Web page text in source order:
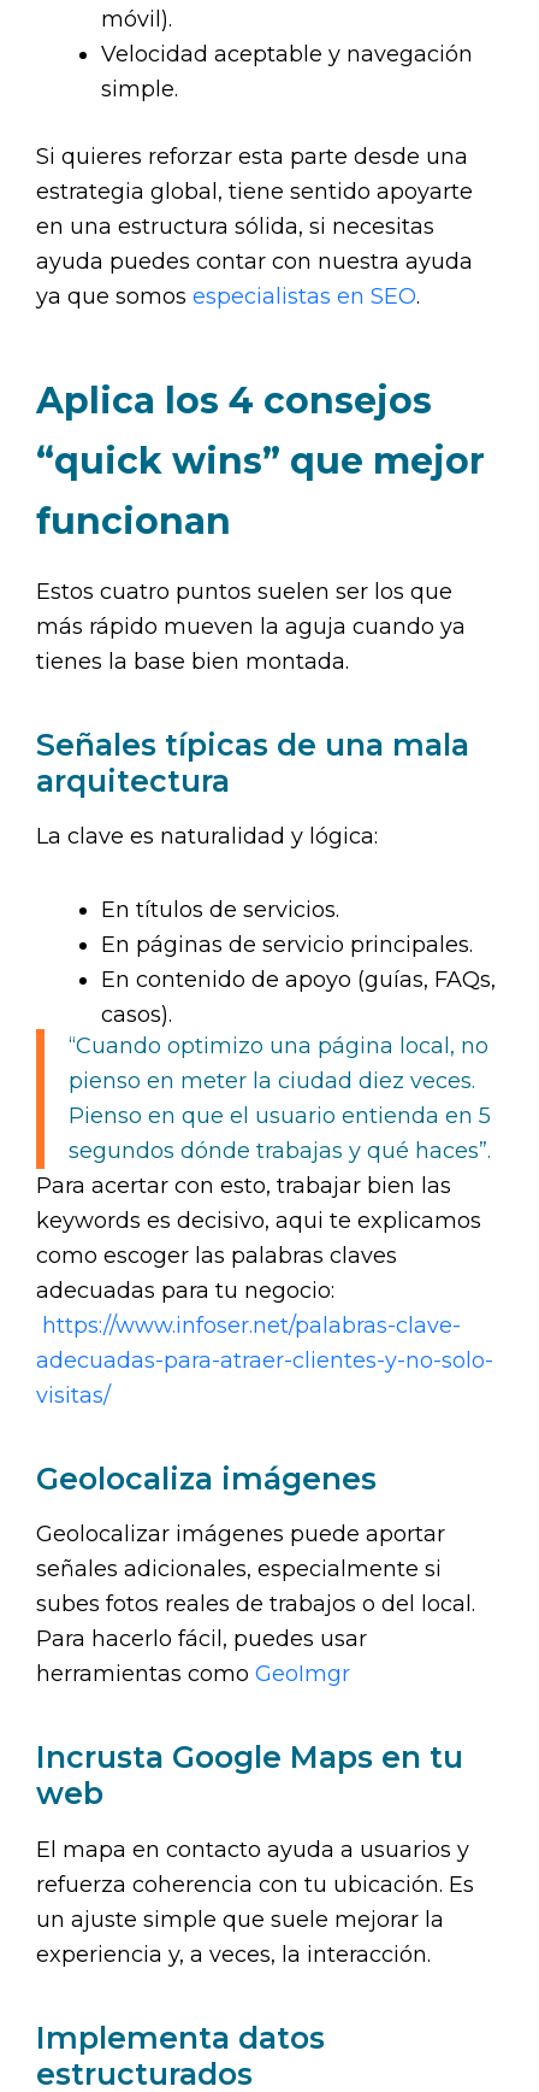
móvil).
Velocidad aceptable y navegación
simple.
Si quieres reforzar esta parte desde una
estrategia global, tiene sentido apoyarte
en una estructura sólida, si necesitas
ayuda puedes contar con nuestra ayuda
ya que somos especialistas en SEO.
Aplica los 4 consejos
“quick wins” que mejor
funcionan
Estos cuatro puntos suelen ser los que
más rápido mueven la aguja cuando ya
tienes la base bien montada.
Señales típicas de una mala
arquitectura
La clave es naturalidad y lógica:
En títulos de servicios.
En páginas de servicio principales.
En contenido de apoyo (guías, FAQs,
casos).
“Cuando optimizo una página local, no
pienso en meter la ciudad diez veces.
Pienso en que el usuario entienda en 5
segundos dónde trabajas y qué haces”.
Para acertar con esto, trabajar bien las
keywords es decisivo, aqui te explicamos
como escoger las palabras claves
adecuadas para tu negocio:
https://www.infoser.net/palabras-clave-
adecuadas-para-atraer-clientes-y-no-solo-
visitas/
Geolocaliza imágenes
Geolocalizar imágenes puede aportar
señales adicionales, especialmente si
subes fotos reales de trabajos o del local.
Para hacerlo fácil, puedes usar
herramientas como GeoImgr
Incrusta Google Maps en tu
web
El mapa en contacto ayuda a usuarios y
refuerza coherencia con tu ubicación. Es
un ajuste simple que suele mejorar la
experiencia y, a veces, la interacción.
Implementa datos
estructurados